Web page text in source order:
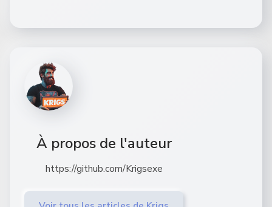
À propos de l'auteur
https://github.com/Krigsexe